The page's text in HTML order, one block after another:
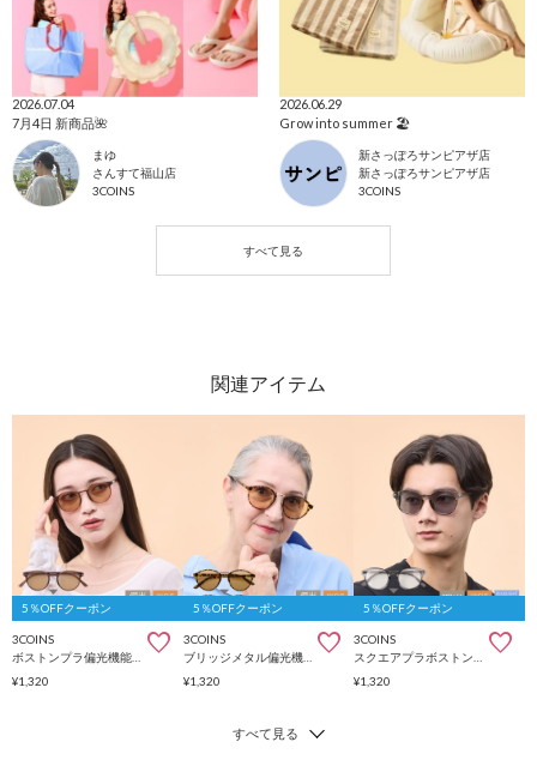
2026.07.04
7月4日 新商品🌺
まゆ
さんすて福山店
3COINS
2026.06.29
Grow into summer 🏖️
新さっぽろサンピアザ店
新さっぽろサンピアザ店
3COINS
5％OFFクーポン
3COINS
¥1,320
5％OFFクーポン
3COINS
ブリッジメタル偏光機能付調光サングラス
¥1,320
5％OFFクーポン
3COINS
¥1,320